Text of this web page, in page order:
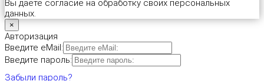
Вы даете согласие на обработку своих персональных
данных.
×
Авторизация
Введите eMail:
Введите пароль:
Забыли пароль?